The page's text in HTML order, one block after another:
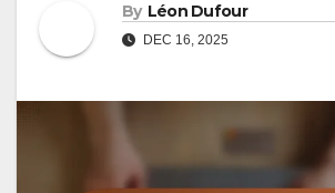
By Léon Dufour
DEC 16, 2025